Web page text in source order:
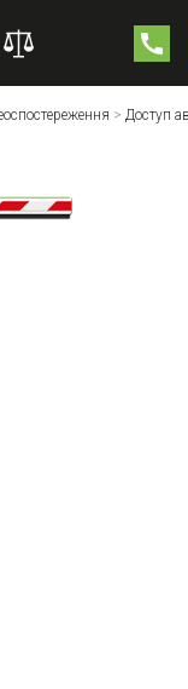
> Доступ